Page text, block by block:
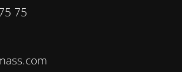
75